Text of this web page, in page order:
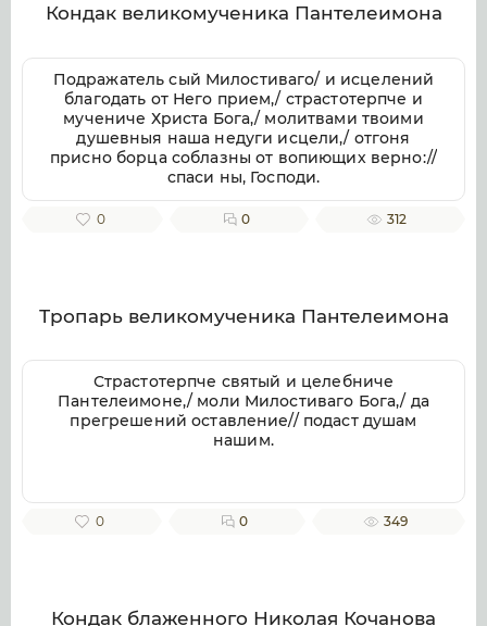
Кондак великомученика Пантелеимона
Подражатель сый Милостиваго/ и исцелений
благодать от Него прием,/ страстотерпче и
мучениче Христа Бога,/ молитвами твоими
душевныя наша недуги исцели,/ отгоня
присно борца соблазны от вопиющих верно://
спаси ны, Господи.
0 0 312
Тропарь великомученика Пантелеимона
Страстотерпче святый и целебниче
Пантелеимоне,/ моли Милостиваго Бога,/ да
прегрешений оставление// подаст душам
нашим.
0 0 349
Кондак блаженного Николая Кочанова